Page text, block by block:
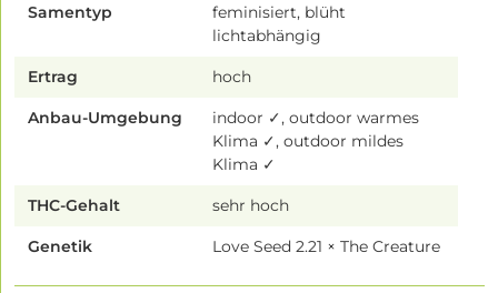
Samentyp
feminisiert, blüht
lichtabhängig
Ertrag hoch
Anbau-Umgebung
indoor ✓, outdoor warmes
Klima ✓, outdoor mildes
Klima ✓
THC-Gehalt sehr hoch
Genetik Love Seed 2.21 × The Creature